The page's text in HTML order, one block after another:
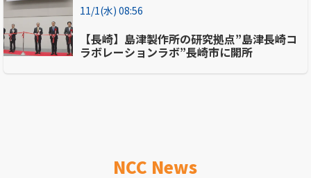
11/1(水) 08:56
【長崎】島津製作所の研究拠点”島津長崎コ
ラボレーションラボ”長崎市に開所
NCC News